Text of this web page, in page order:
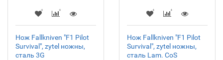
Нож Fallkniven "F1 Pilot
Survival", zytel ножны,
сталь 3G
Нож Fallkniven "F1 Pilot
Survival", zytel ножны,
сталь Lam. CoS